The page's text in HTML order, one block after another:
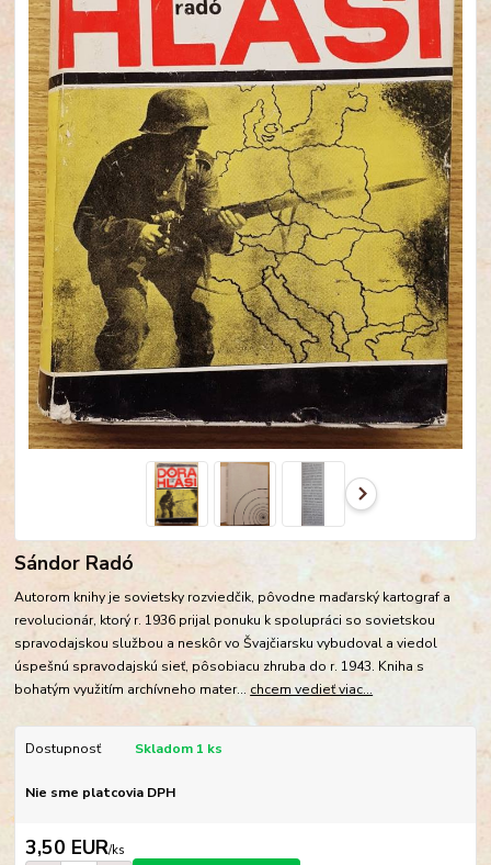
Sándor Radó
Autorom knihy je sovietsky rozviedčik, pôvodne maďarský kartograf a
revolucionár, ktorý r. 1936 prijal ponuku k spolupráci so sovietskou
spravodajskou službou a neskôr vo Švajčiarsku vybudoval a viedol
úspešnú spravodajskú sieť, pôsobiacu zhruba do r. 1943. Kniha s
bohatým využitím archívneho mater... chcem vedieť viac...
Dostupnosť Skladom 1 ks
Nie sme platcovia DPH
3,50 EUR/ks